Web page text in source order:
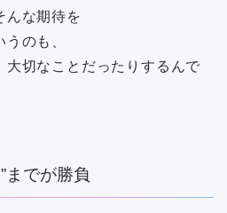
んな期待を
のも、
大切なことだったりするんで
までが勝負